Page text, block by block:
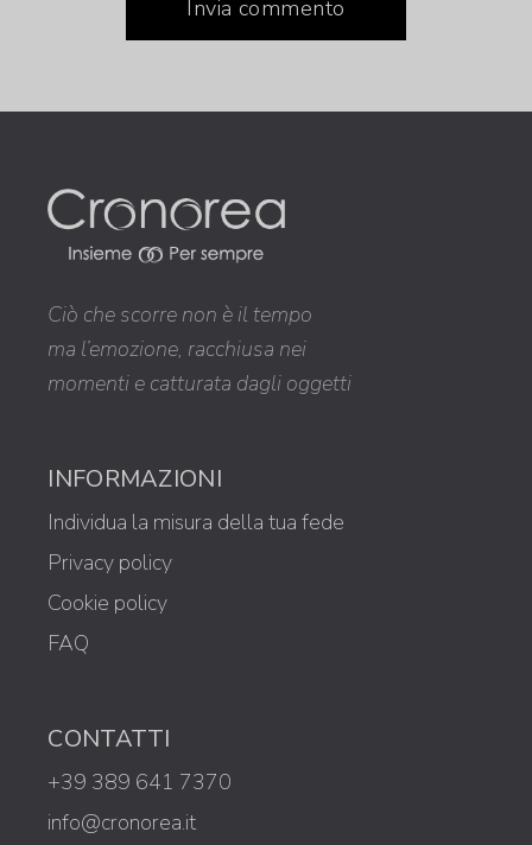
Invia commento
Ciò che scorre non è il tempo
ma l’emozione, racchiusa nei
momenti e catturata dagli oggetti
INFORMAZIONI
Individua la misura della tua fede
Privacy policy
Cookie policy
FAQ
CONTATTI
+39 389 641 7370
info@cronorea.it